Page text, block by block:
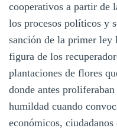
cooperativos a partir de
los procesos políticos y
sanción de la primer ley
figura de los
plantaciones de flores
donde antes
humildad cuando
económicos,